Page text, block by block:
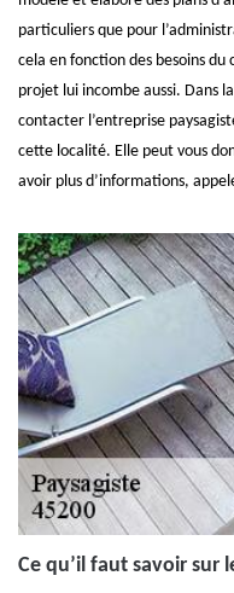
particuliers que pour
cela en fonction des besoins
projet lui incombe aussi. Dans
contacter l’entreprise
cette localité. Elle peut vous
avoir plus d’informations,
Ce qu’il faut savoir sur